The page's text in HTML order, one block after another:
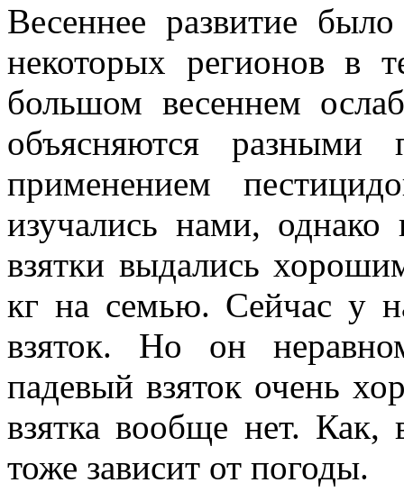
Весеннее развитие
некоторых регионов в
большом весеннем
объясняются
применением
изучались нами, однако
взятки выдались
кг на семью. Сейчас у
взяток. Но он
падевый взяток очень
взятка вообще нет. Как,
тоже зависит от погоды.